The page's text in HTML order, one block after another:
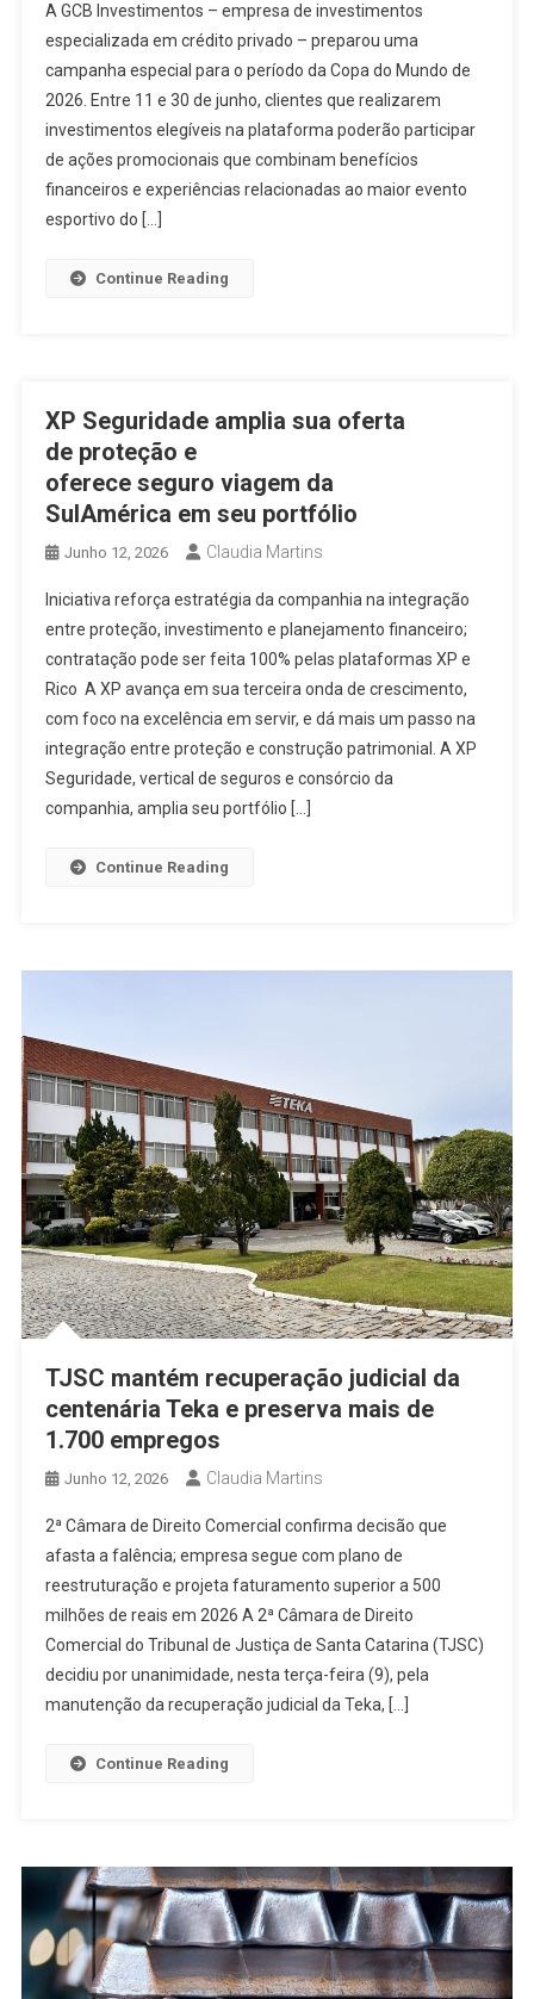
A GCB Investimentos – empresa de investimentos
especializada em crédito privado – preparou uma
campanha especial para o período da Copa do Mundo de
2026. Entre 11 e 30 de junho, clientes que realizarem
investimentos elegíveis na plataforma poderão participar
de ações promocionais que combinam benefícios
financeiros e experiências relacionadas ao maior evento
esportivo do […]
Continue Reading
XP Seguridade amplia sua oferta
de proteção e
oferece seguro viagem da
SulAmérica em seu portfólio
Junho 12, 2026 Claudia Martins
Iniciativa reforça estratégia da companhia na integração
entre proteção, investimento e planejamento financeiro;
contratação pode ser feita 100% pelas plataformas XP e
Rico A XP avança em sua terceira onda de crescimento,
com foco na excelência em servir, e dá mais um passo na
integração entre proteção e construção patrimonial. A XP
Seguridade, vertical de seguros e consórcio da
companhia, amplia seu portfólio […]
Continue Reading
TJSC mantém recuperação judicial da
centenária Teka e preserva mais de
1.700 empregos
Junho 12, 2026 Claudia Martins
2ª Câmara de Direito Comercial confirma decisão que
afasta a falência; empresa segue com plano de
reestruturação e projeta faturamento superior a 500
milhões de reais em 2026 A 2ª Câmara de Direito
Comercial do Tribunal de Justiça de Santa Catarina (TJSC)
decidiu por unanimidade, nesta terça-feira (9), pela
manutenção da recuperação judicial da Teka, […]
Continue Reading